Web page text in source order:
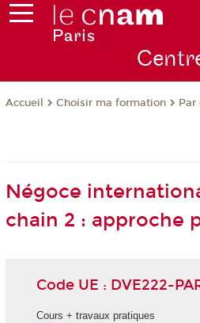
Accueil Choisir ma formation Par
Négoce
chain 2 : approche
Code UE : DVE222-
Cours + travaux pratiques